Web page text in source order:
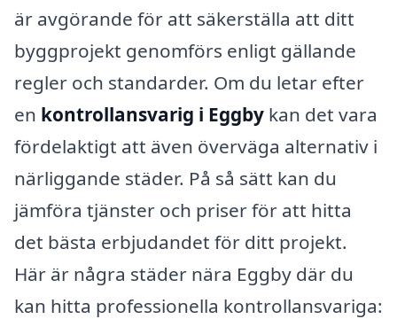
är avgörande för att säkerställa att ditt
byggprojekt genomförs enligt gällande
regler och standarder. Om du letar efter
en kontrollansvarig i Eggby kan det vara
fördelaktigt att även överväga alternativ i
närliggande städer. På så sätt kan du
jämföra tjänster och priser för att hitta
det bästa erbjudandet för ditt projekt.
Här är några städer nära Eggby där du
kan hitta professionella kontrollansvariga: